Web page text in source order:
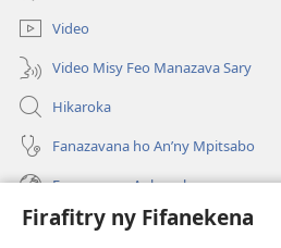
Firafitry ny Fifanekena
Video
Video Misy Feo Manazava Sary
Hikaroka
Fanazavana ho An’ny Mpitsabo
Fanazavana Ankapobeny
Fanampiana